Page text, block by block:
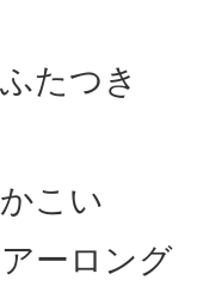
たつき
こい
ーロング